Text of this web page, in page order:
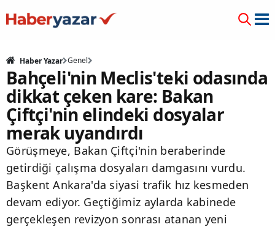
Haber Yazar Genel
Bahçeli'nin Meclis'teki odasında
dikkat çeken kare: Bakan
Çiftçi'nin elindeki dosyalar
merak uyandırdı
Görüşmeye, Bakan Çiftçi'nin beraberinde
getirdiği çalışma dosyaları damgasını vurdu.
Başkent Ankara'da siyasi trafik hız kesmeden
devam ediyor. Geçtiğimiz aylarda kabinede
gerçekleşen revizyon sonrası atanan yeni